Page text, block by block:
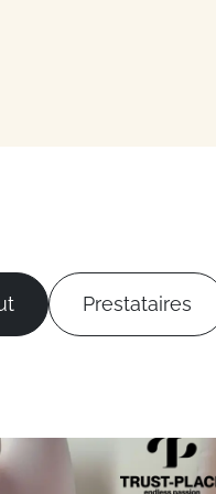
Prestataires